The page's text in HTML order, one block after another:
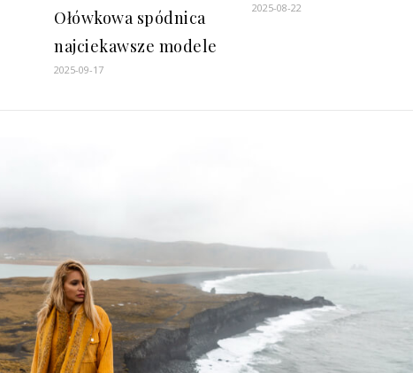
Ołówkowa spódnica
najciekawsze modele
2025-09-17
2025-08-22